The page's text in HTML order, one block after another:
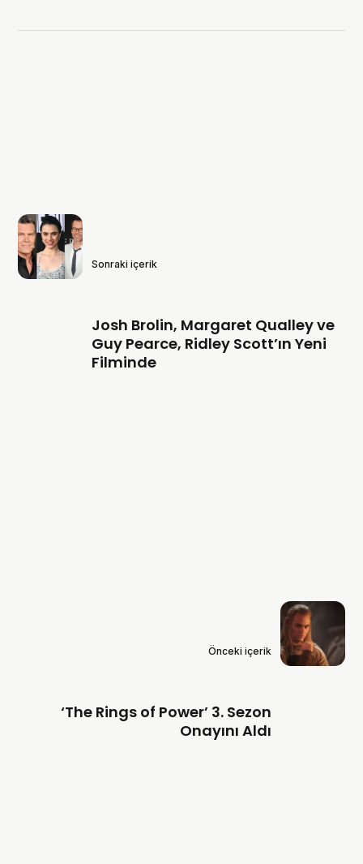
Sonraki içerik
Josh Brolin, Margaret Qualley ve
Guy Pearce, Ridley Scott’ın Yeni
Filminde
Önceki içerik
‘The Rings of Power’ 3. Sezon
Onayını Aldı